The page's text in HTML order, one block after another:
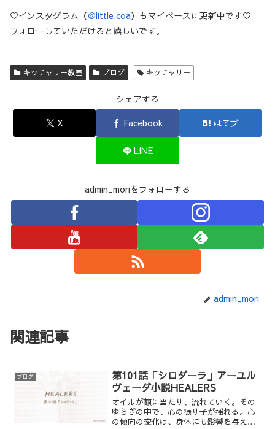
♡インスタグラム（＠little.coa）もマイペースに更新中です♡
フォローしていただけると嬉しいです。
キッチャリー教室 ブログ キッチャリー
シェアする
X
Facebook はてブ
LINE
admin_moriをフォローする
admin_mori
関連記事
ブログ
第101話「シロダーラ」アーユル
ヴェーダ小説HEALERS
オイルが額に当たり、流れていく。その
ゆらぎの中で、心の振り子が揺れる。心
の傾向の変化は、身体にも影響を与え